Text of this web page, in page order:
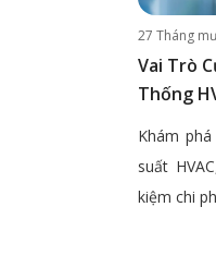
27 Tháng
Vai Trò
Thống
Khám
suất
kiệm chi